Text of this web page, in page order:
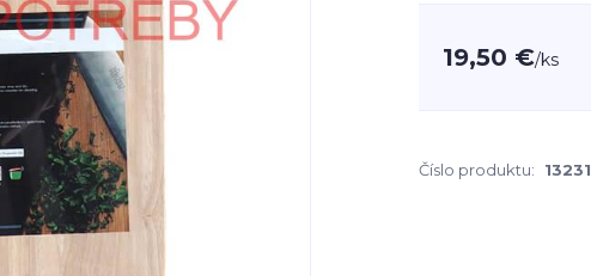
19,50 €/ks
Číslo produktu: 13231